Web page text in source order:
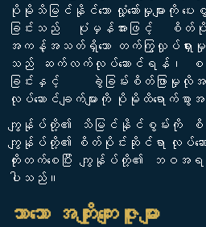
ပိုမိုသိမြင်နိုင်သော လှုံ့ဆော်မှုများကို
ခြင်းသည် ပုံမှန်အားဖြင့် စိ
အကန့်အသတ်ရှိသော တက်ကြွလှုပ်ရှားမှုတ
သည် ဆက်လက်လုပ်ဆောင်ရန်၊ စဉ်းစား
ခြင်းနှင့် ခွဲခြမ်းစိတ်ဖြာမှု
လုပ်ဆောင်ချက်များကို ပိုမိုထိရောက်
ကျွန်ုပ်တို့၏ သိမြင်နိုင်စွမ်းကို စိန်ခ
ကျွန်ုပ်တို့၏ စိတ်ပိုင်းဆိုင်ရာ လုပ်ဆော
တိုးတက်စေပြီး ကျွန်ုပ်တို့၏ ဘဝအရ
ပါသည်။
သာသော အကျိုးကျေးဇူးများ